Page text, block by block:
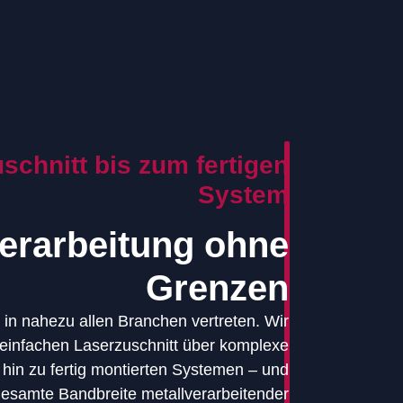
bis zum fertigen
System
ohne
Grenzen
nahezu allen Branchen vertreten. Wir
Laserzuschnitt über komplexe
zu fertig montierten Systemen – und
Bandbreite metallverarbeitender